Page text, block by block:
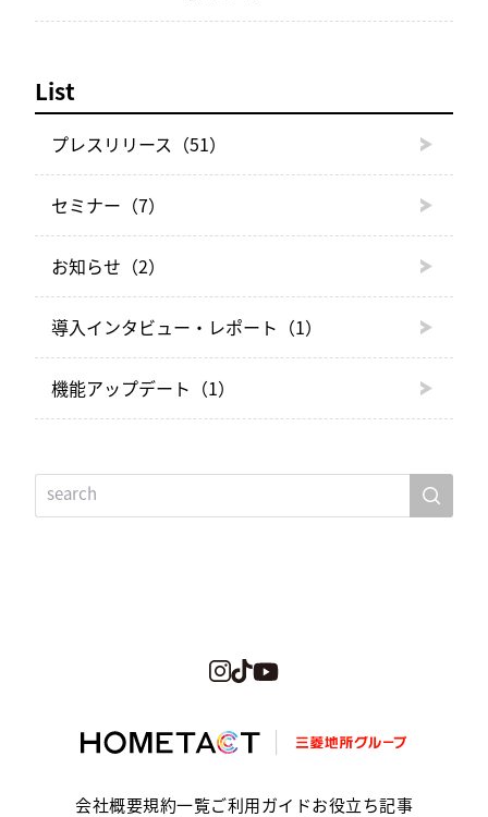
List
プレスリリース （51）
セミナー （7）
お知らせ （2）
導入インタビュー・レポート （1）
機能アップデート （1）
会社概要規約一覧ご利用ガイドお役立ち記事